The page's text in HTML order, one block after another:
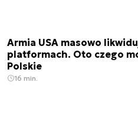
Armia USA masowo
platformach. Oto czego
Polskie
16 min.